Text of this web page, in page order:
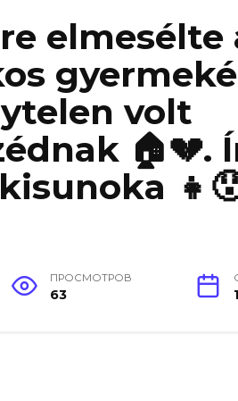
elmesélte
volt
🏠💔.
ПРОСМОТРОВ
63